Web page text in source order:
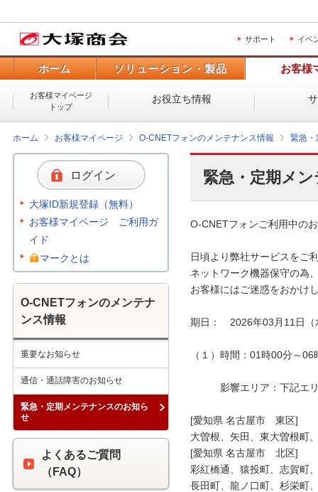
サポート イベ
ホーム ソリューション・製品 お客様
お客様マイページ
トップ
お役立ち情報
ホーム お客様マイページ O-CNETフォンのメンテナンス情報 緊急・
緊急・定期メ
O-CNETフォンご利用中の
日頃より弊社サービスをご
ネットワーク機器保守の為
お客様にはご迷惑をおかけ
期日：　2026年03月11日（
（１）時間：01時00分～06
影響エリア：下記エリ
[愛知県 名古屋市　東区]
大曽根、矢田、東大曽根町
[愛知県 名古屋市　北区]
彩紅橋通、猿投町、志賀町
長田町、龍ノ口町、杉栄町
ログイン
大塚ID新規登録（無料）
お客様マイページ ご利用ガ
イド
マークとは
O-CNETフォンのメンテナ
ンス情報
重要なお知らせ
通信・通話障害のお知らせ
緊急・定期メンテナンスのお知ら
せ
よくあるご質問
（FAQ）